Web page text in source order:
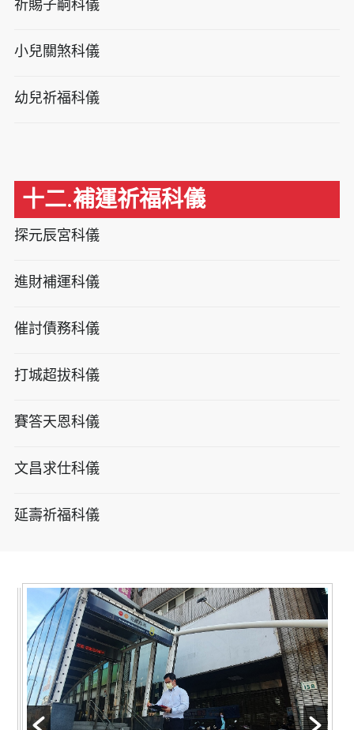
祈賜子嗣科儀
小兒關煞科儀
幼兒祈福科儀
十二.補運祈福科儀
探元辰宮科儀
進財補運科儀
催討債務科儀
打城超拔科儀
賽答天恩科儀
文昌求仕科儀
延壽祈福科儀